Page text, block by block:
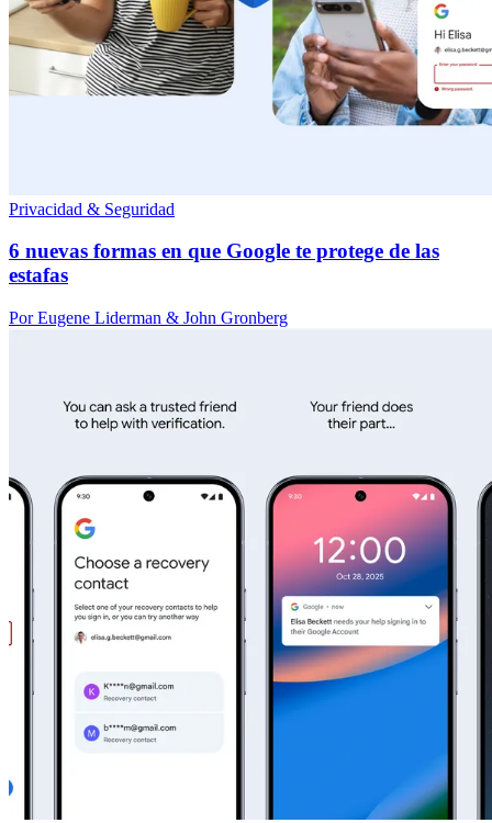
Privacidad & Seguridad
6 nuevas formas en que Google te protege de las
estafas
Por Eugene Liderman & John Gronberg